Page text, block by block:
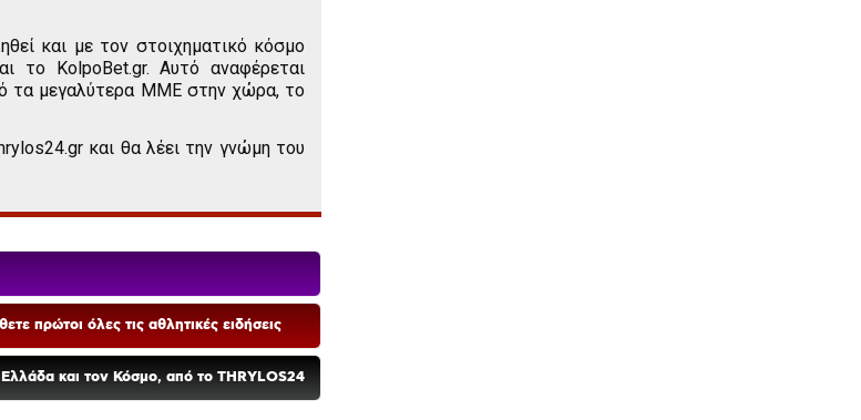
και με τον στοιχηματικό κόσμο
το KolpoBet.gr. Αυτό αναφέρεται
τα μεγαλύτερα ΜΜΕ στην χώρα, το
και θα λέει την γνώμη του
πρώτοι όλες τις αθλητικές ειδήσεις
Ελλάδα και τον Κόσμο, από το THRYLOS24